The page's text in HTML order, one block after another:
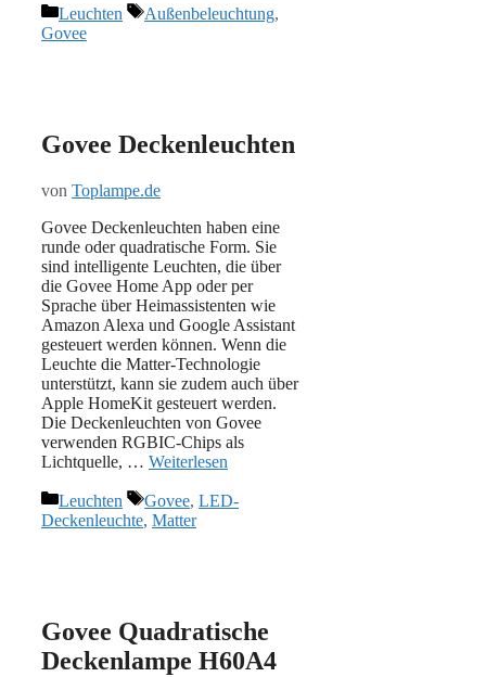
Kategorien
Leuchten Schlagwörter
Außenbeleuchtung,
Govee
Govee Deckenleuchten
von Toplampe.de
Govee Deckenleuchten haben eine
runde oder quadratische Form. Sie
sind intelligente Leuchten, die über
die Govee Home App oder per
Sprache über Heimassistenten wie
Amazon Alexa und Google Assistant
gesteuert werden können. Wenn die
Leuchte die Matter-Technologie
unterstützt, kann sie zudem auch über
Apple HomeKit gesteuert werden.
Die Deckenleuchten von Govee
verwenden RGBIC-Chips als
Lichtquelle, … Weiterlesen
Kategorien
Leuchten Schlagwörter
Govee, LED-
Deckenleuchte, Matter
Govee Quadratische
Deckenlampe H60A4